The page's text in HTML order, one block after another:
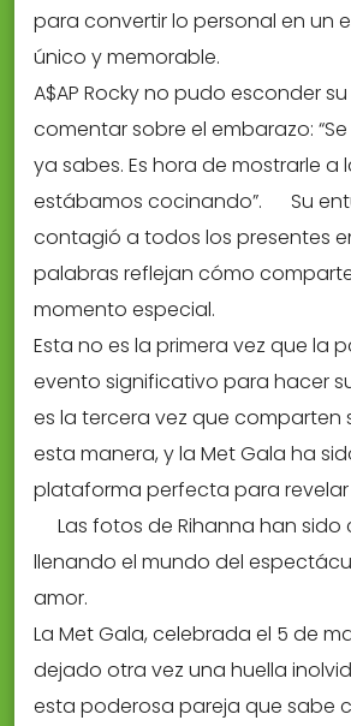
para convertir lo personal en un
único y memorable.
A$AP Rocky no pudo esconder
comentar sobre el embarazo:
ya sabes. Es hora de mostrarle a
estábamos cocinando”.
Su
contagió a todos los presentes
palabras reflejan cómo
momento especial.
Esta no es la primera vez que la
evento significativo para hacer
es la tercera vez que comparten
esta manera, y la Met Gala ha
plataforma perfecta para revelar
Las fotos de Rihanna han sido
llenando el mundo del
amor.
La Met Gala, celebrada el 5 de
dejado otra vez una huella
esta poderosa pareja que sabe